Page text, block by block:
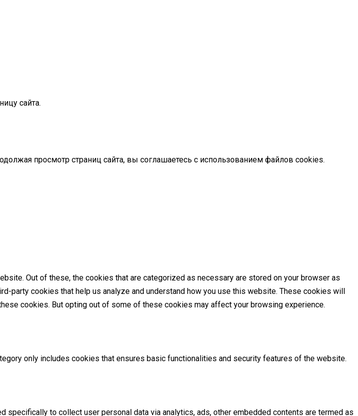
сайта.
просмотр страниц сайта, вы соглашаетесь с использованием файлов cookies.
Out of these, the cookies that are categorized as necessary are stored on your browser as
cookies that help us analyze and understand how you use this website. These cookies will
cookies. But opting out of some of these cookies may affect your browsing experience.
only includes cookies that ensures basic functionalities and security features of the website.
to collect user personal data via analytics, ads, other embedded contents are termed as